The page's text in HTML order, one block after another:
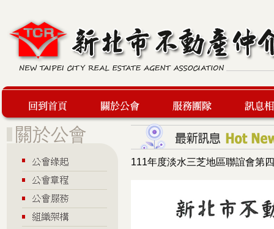
服務團隊 最新訊息
111年度淡水三芝地區聯誼會第